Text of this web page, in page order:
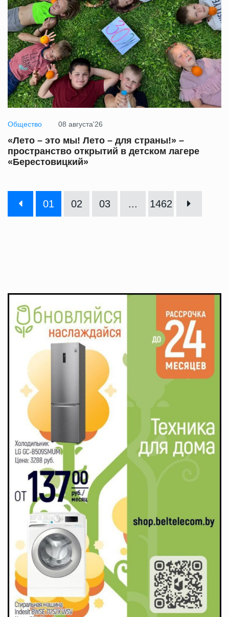
Общество 08 августа'26
«Лето – это мы! Лето – для страны!» –
пространство открытий в детском лагере
«Берестовицкий»
01 02 03 ... 1462